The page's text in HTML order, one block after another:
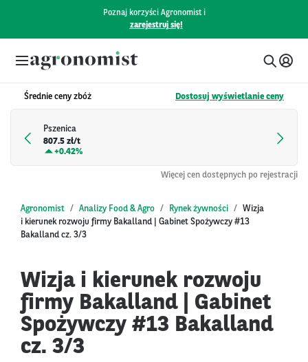
Poznaj korzyści Agronomist i
zarejestruj się!
Średnie ceny zbóż Dostosuj wyświetlanie ceny
Pszenica
807.5 zł/t
+0.42%
Więcej cen dostępnych po rejestracji
Agronomist Analizy Food & Agro Rynek żywności
Wizja
i kierunek rozwoju firmy Bakalland | Gabinet Spożywczy #13
Bakalland cz. 3/3
Wizja i kierunek rozwoju
firmy Bakalland | Gabinet
Spożywczy #13 Bakalland
cz. 3/3